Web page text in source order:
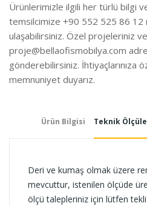
Ürünlerimizle ilgili her türlü bilgi
temsilcimize +90 552 525 86 12
ulaşabilirsiniz. Özel projeleriniz
proje@bellaofismobilya.com
gönderebilirsiniz. İhtiyaçlarınıza
memnuniyet duyarız.
Ürün Bilgisi Teknik
Deri ve kumaş olmak üzere
mevcuttur, istenilen ölçüde
ölçü talepleriniz için lütfen